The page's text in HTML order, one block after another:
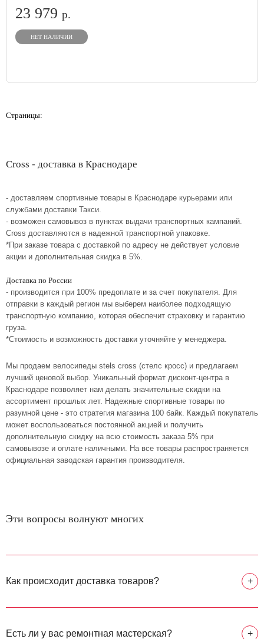
23 979 р.
НЕТ НАЛИЧИИ
Страницы:
Cross - доставка в Краснодаре
- доставляем спортивные товары в Краснодаре курьерами или
службами доставки Такси.
- возможен самовывоз в пунктах выдачи транспортных кампаний.
Cross доставляются в надежной транспортной упаковке.
*При заказе товара с доставкой по адресу не действует условие
акции и дополнительная скидка в 5%.
Доставка по России
- производится при 100% предоплате и за счет покупателя. Для
отправки в каждый регион мы выберем наиболее подходящую
транспортную компанию, которая обеспечит страховку и гарантию
груза.
*Стоимость и возможность доставки уточняйте у менеджера.
Мы продаем велосипеды stels cross (стелс кросс) и предлагаем
лучший ценовой выбор. Уникальный формат дисконт-центра в
Краснодаре позволяет нам делать значительные скидки на
ассортимент прошлых лет. Надежные спортивные товары по
разумной цене - это стратегия магазина 100 байк. Каждый покупатель
может воспользоваться постоянной акцией и получить
дополнительную скидку на всю стоимость заказа 5% при
самовывозе и оплате наличными. На все товары распространяется
официальная заводская гарантия производителя.
Эти вопросы волнуют многих
Как происходит доставка товаров? +
Есть ли у вас ремонтная мастерская? +